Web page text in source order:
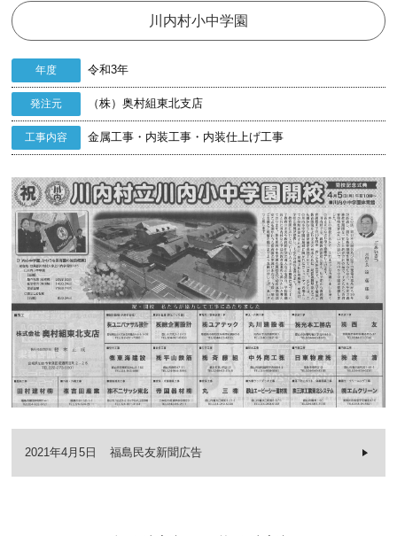
川内村小中学園
年度 令和3年
発注元 （株）奥村組東北支店
工事内容 金属工事・内装工事・内装仕上げ工事
2021年4月5日 福島民友新聞広告